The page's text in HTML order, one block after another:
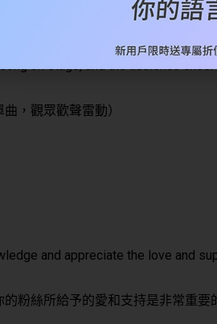
on stage, and the audience
，觀眾歡聲雷動）
and appreciate the love and
粉絲所給予的愛和支持是非常重要